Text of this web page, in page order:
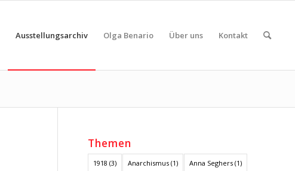
Ausstellungsarchiv Olga Benario Über uns Kontakt
Themen
1918 (3) Anarchismus(1) Anna Seghers(1)